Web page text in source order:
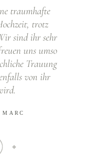
traumhafte
trotz
sind ihr sehr
uns umso
Trauung
von ihr